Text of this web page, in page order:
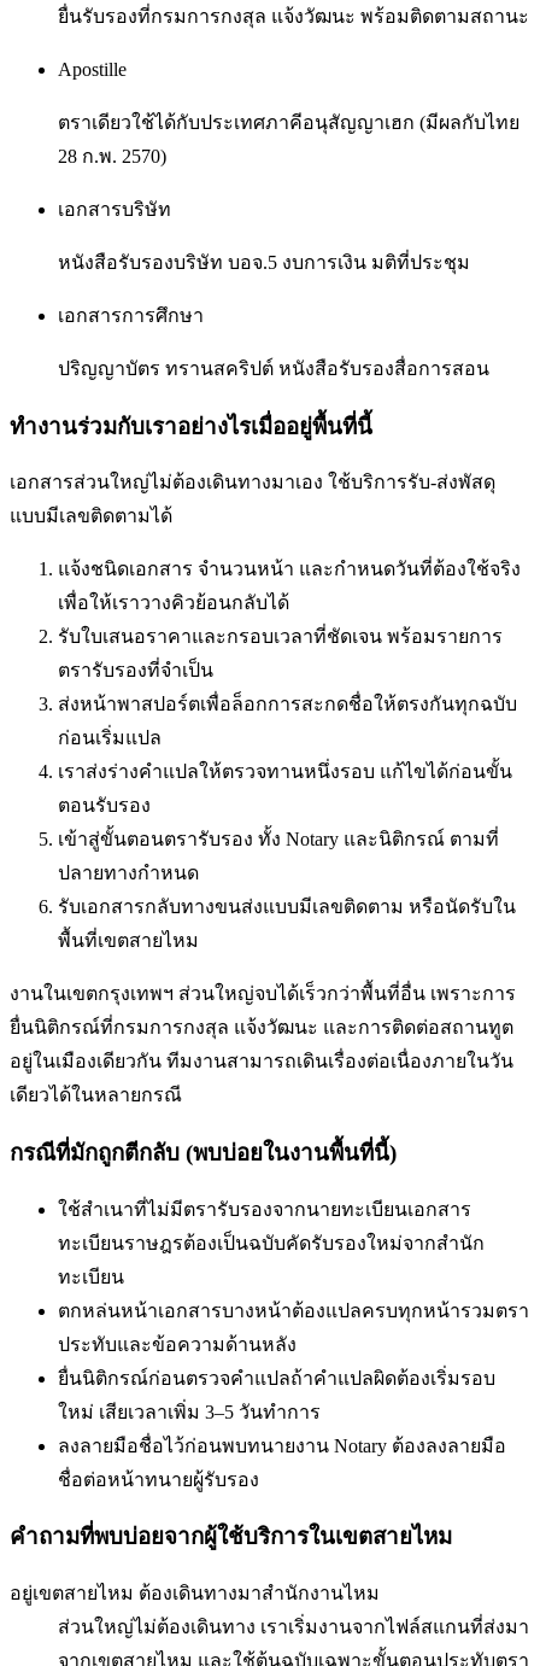
ยื่นรับรองที่กรมการกงสุล แจ้งวัฒนะ พร้อมติดตามสถานะ
Apostille
ตราเดียวใช้ได้กับประเทศภาคีอนุสัญญาเฮก (มีผลกับไทย
28 ก.พ. 2570)
เอกสารบริษัท
หนังสือรับรองบริษัท บอจ.5 งบการเงิน มติที่ประชุม
เอกสารการศึกษา
ปริญญาบัตร ทรานสคริปต์ หนังสือรับรองสื่อการสอน
ทำงานร่วมกับเราอย่างไรเมื่ออยู่พื้นที่นี้
เอกสารส่วนใหญ่ไม่ต้องเดินทางมาเอง ใช้บริการรับ-ส่งพัสดุ
แบบมีเลขติดตามได้
แจ้งชนิดเอกสาร จำนวนหน้า และกำหนดวันที่ต้องใช้จริง
เพื่อให้เราวางคิวย้อนกลับได้
รับใบเสนอราคาและกรอบเวลาที่ชัดเจน พร้อมรายการ
ตรารับรองที่จำเป็น
ส่งหน้าพาสปอร์ตเพื่อล็อกการสะกดชื่อให้ตรงกันทุกฉบับ
ก่อนเริ่มแปล
เราส่งร่างคำแปลให้ตรวจทานหนึ่งรอบ แก้ไขได้ก่อนขั้น
ตอนรับรอง
เข้าสู่ขั้นตอนตรารับรอง ทั้ง Notary และนิติกรณ์ ตามที่
ปลายทางกำหนด
รับเอกสารกลับทางขนส่งแบบมีเลขติดตาม หรือนัดรับใน
พื้นที่เขตสายไหม
งานในเขตกรุงเทพฯ ส่วนใหญ่จบได้เร็วกว่าพื้นที่อื่น เพราะการ
ยื่นนิติกรณ์ที่กรมการกงสุล แจ้งวัฒนะ และการติดต่อสถานทูต
อยู่ในเมืองเดียวกัน ทีมงานสามารถเดินเรื่องต่อเนื่องภายในวัน
เดียวได้ในหลายกรณี
กรณีที่มักถูกตีกลับ (พบบ่อยในงานพื้นที่นี้)
ใช้สำเนาที่ไม่มีตรารับรองจากนายทะเบียนเอกสาร
ทะเบียนราษฎรต้องเป็นฉบับคัดรับรองใหม่จากสำนัก
ทะเบียน
ตกหล่นหน้าเอกสารบางหน้าต้องแปลครบทุกหน้ารวมตรา
ประทับและข้อความด้านหลัง
ยื่นนิติกรณ์ก่อนตรวจคำแปลถ้าคำแปลผิดต้องเริ่มรอบ
ใหม่ เสียเวลาเพิ่ม 3–5 วันทำการ
ลงลายมือชื่อไว้ก่อนพบทนายงาน Notary ต้องลงลายมือ
ชื่อต่อหน้าทนายผู้รับรอง
คำถามที่พบบ่อยจากผู้ใช้บริการในเขตสายไหม
อยู่เขตสายไหม ต้องเดินทางมาสำนักงานไหม
ส่วนใหญ่ไม่ต้องเดินทาง เราเริ่มงานจากไฟล์สแกนที่ส่งมา
จากเขตสายไหม และใช้ต้นฉบับเฉพาะขั้นตอนประทับตรา